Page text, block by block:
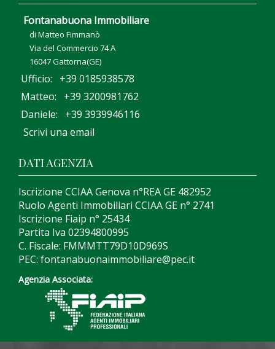
Fontanabuona Immobiliare
di Matteo Fimmanò
Via del Commercio 74 A
16047 Gattorna(GE)
Ufficio: +39 0185938578
Matteo: +39 3200981762
Daniele: +39 3939946116
Scrivi una email
DATI AGENZIA
Iscrizione CCIAA Genova n°REA GE 482952
Ruolo Agenti Immobiliari CCIAA GE n° 2741
Iscrizione Fiaip n° 25434
Partita Iva 02394800995
C. Fiscale: FMMMTT79D10D969S
PEC: fontanabuonaimmobiliare@pec.it
Agenzia Associata: